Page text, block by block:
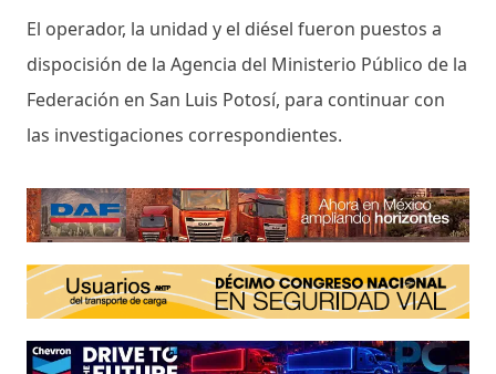
El operador, la unidad y el diésel fueron puestos a
dispocisión de la Agencia del Ministerio Público de la
Federación en San Luis Potosí, para continuar con
las investigaciones correspondientes.